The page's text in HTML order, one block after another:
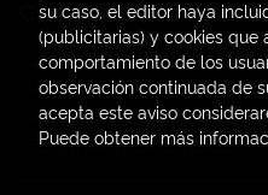
Contacto
C/ Amadeo de Saboya, 4
(+34) 963828968
latendauv@fundacio.es
Formulario de contacto
su caso, el editor haya
(publicitarias) y cookies
comportamiento de los
observación continuada de
acepta este aviso
Puede obtener más